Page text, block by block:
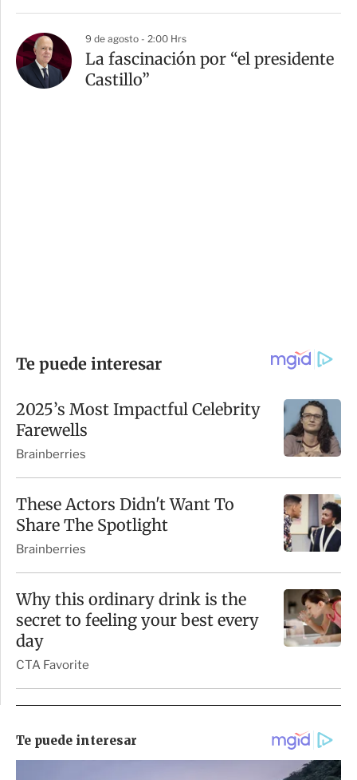
9 de agosto - 2:00 Hrs
La fascinación por “el presidente
Castillo”